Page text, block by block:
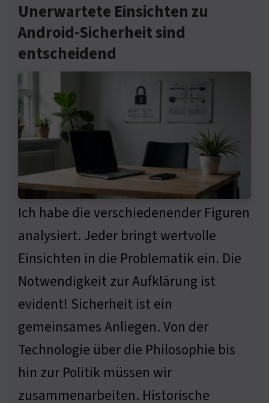
Unerwartete Einsichten zu
Android-Sicherheit sind
entscheidend
Ich habe die verschiedenender Figuren
analysiert. Jeder bringt wertvolle
Einsichten in die Problematik ein. Die
Notwendigkeit zur Aufklärung ist
evident! Sicherheit ist ein
gemeinsames Anliegen. Von der
Technologie über die Philosophie bis
hin zur Politik müssen wir
zusammenarbeiten. Historische